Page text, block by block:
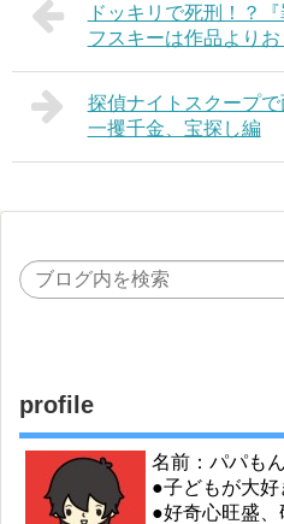
ドッキリで死刑！？
フスキーは作品より
探偵ナイトスクープで
一攫千金、宝探し編
profile
名前：パパもん
●子どもが大好
●好奇心旺盛、